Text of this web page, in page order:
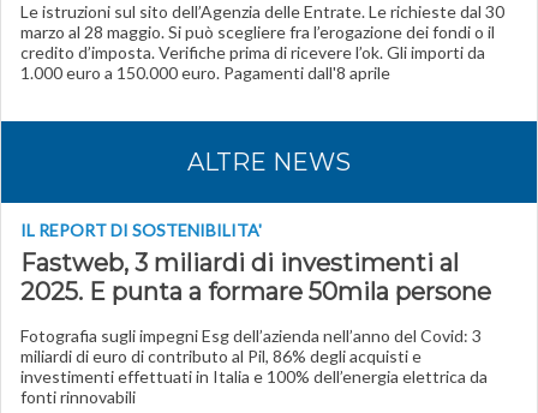
Le istruzioni sul sito dell’Agenzia delle Entrate. Le richieste dal 30
marzo al 28 maggio. Si può scegliere fra l’erogazione dei fondi o il
credito d’imposta. Verifiche prima di ricevere l’ok. Gli importi da
1.000 euro a 150.000 euro. Pagamenti dall'8 aprile
ALTRE NEWS
IL REPORT DI SOSTENIBILITA'
Fastweb, 3 miliardi di investimenti al
2025. E punta a formare 50mila persone
Fotografia sugli impegni Esg dell’azienda nell’anno del Covid: 3
miliardi di euro di contributo al Pil, 86% degli acquisti e
investimenti effettuati in Italia e 100% dell’energia elettrica da
fonti rinnovabili